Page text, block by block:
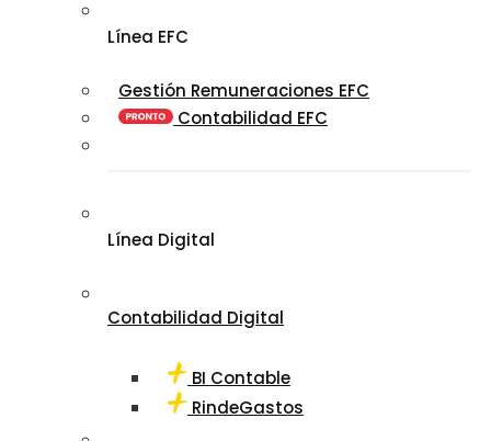
Línea EFC
Gestión Remuneraciones EFC
Contabilidad EFC
Línea Digital
Contabilidad Digital
BI Contable
RindeGastos